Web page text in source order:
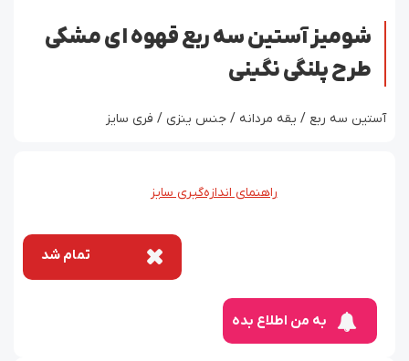
شومیز آستین سه ربع قهوه ای مشکی
طرح پلنگی نگینی
آستین سه ربع / یقه مردانه / جنس ینزی / فری سایز
راهنمای اندازه‌گیری سایز
تمام شد
به من اطلاع بده